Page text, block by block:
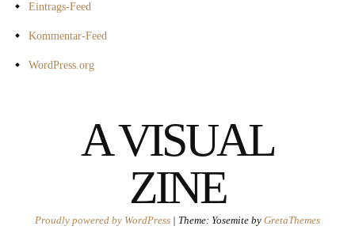
Eintrags-Feed
Kommentar-Feed
WordPress.org
A VISUAL
ZINE
Proudly powered by WordPress | Theme: Yosemite by GretaThemes